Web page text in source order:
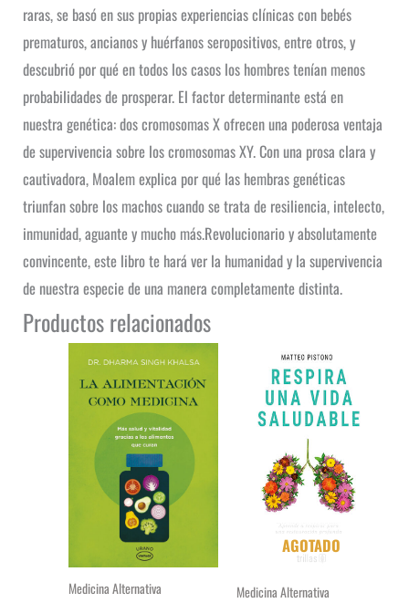
raras, se basó en sus propias experiencias clínicas con bebés
prematuros, ancianos y huérfanos seropositivos, entre otros, y
descubrió por qué en todos los casos los hombres tenían menos
probabilidades de prosperar. El factor determinante está en
nuestra genética: dos cromosomas X ofrecen una poderosa ventaja
de supervivencia sobre los cromosomas XY. Con una prosa clara y
cautivadora, Moalem explica por qué las hembras genéticas
triunfan sobre los machos cuando se trata de resiliencia, intelecto,
inmunidad, aguante y mucho más.Revolucionario y absolutamente
convincente, este libro te hará ver la humanidad y la supervivencia
de nuestra especie de una manera completamente distinta.
Productos relacionados
Medicina Alternativa
AGOTADO
Medicina Alternativa